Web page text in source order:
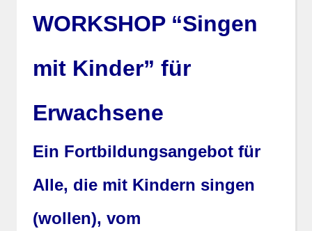
WORKSHOP “Singen
mit Kinder” für
Erwachsene
Ein Fortbildungsangebot für
Alle, die mit Kindern singen
(wollen), vom